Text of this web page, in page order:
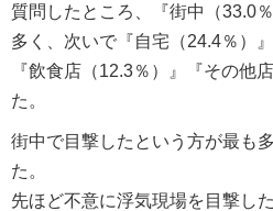
質問したところ、『街中（33.0
多く、次いで『自宅（24.4％）
『飲食店（12.3％）』『その他
た。
街中で目撃したという方が最も
た。
先ほど不意に浮気現場を目撃し